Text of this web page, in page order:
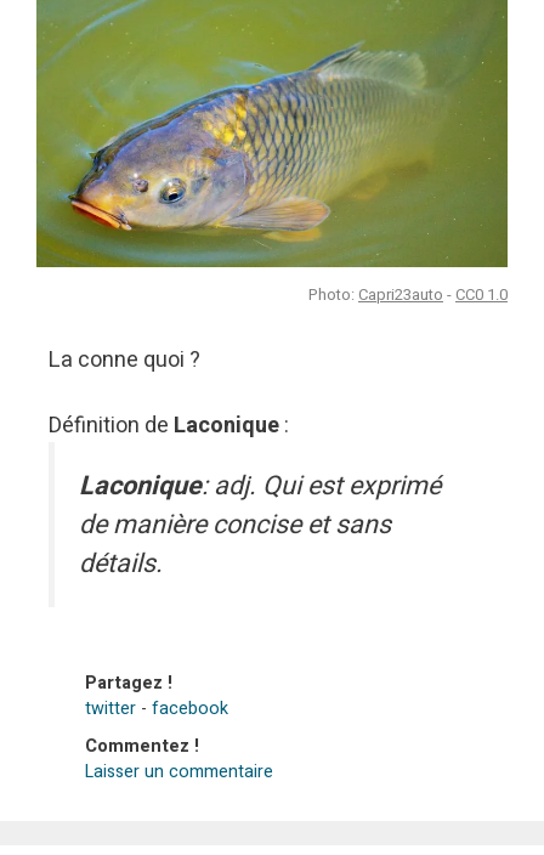
Photo: Capri23auto - CC0 1.0
La conne quoi ?
Définition de Laconique:
Laconique: adj. Qui est exprimé
de manière concise et sans
détails.
Partagez !
twitter - facebook
Commentez !
Laisser un commentaire